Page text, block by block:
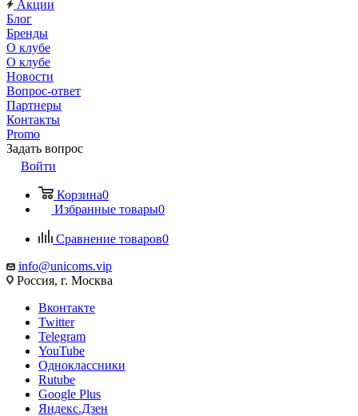
Акции
Блог
Бренды
О клубе
О клубе
Новости
Вопрос-ответ
Партнеры
Контакты
Promo
Задать вопрос
Войти
Корзина0
Избранные товары0
Сравнение товаров0
info@unicoms.vip
Россия, г. Москва
Вконтакте
Twitter
Telegram
YouTube
Одноклассники
Rutube
Google Plus
Яндекс.Дзен